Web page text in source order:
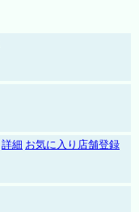
詳細 お気に入り店舗登録